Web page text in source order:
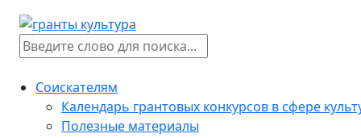
Соискателям
Календарь грантовых конкурсов в сфере
Полезные материалы